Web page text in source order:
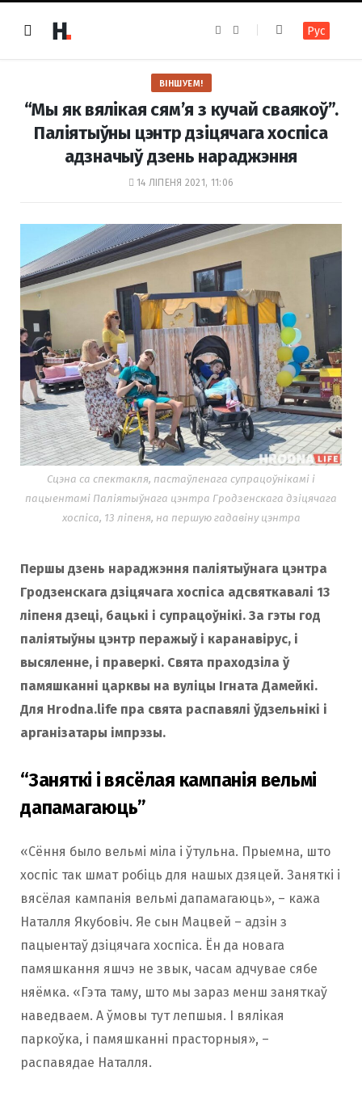
e
k
t
a
m
Рус
ВІНШУЕМ!
“Мы як вялікая сям’я з кучай сваякоў”.
Паліятыўны цэнтр дзіцячага хоспіса
адзначыў дзень нараджэння
14 ЛІПЕНЯ 2021, 11:06
Сцэна са спектакля, пастаўленага супрацоўнікамі і
пацыентамі Паліятыўнага цэнтра Гродзенскага дзіцячага
хоспіса, 13 ліпеня, на першую гадавіну цэнтра
Першы дзень нараджэння паліятыўнага цэнтра
Гродзенскага дзіцячага хоспіса адсвяткавалі 13
ліпеня дзеці, бацькі і супрацоўнікі. За гэты год
паліятыўны цэнтр перажыў і каранавірус, і
высяленне, і праверкі. Свята праходзіла ў
памяшканні царквы на вуліцы Ігната Дамейкі.
Для Hrodna.life пра свята распавялі ўдзельнікі і
арганізатары імпрэзы.
“Заняткі і вясёлая кампанія вельмі
дапамагаюць”
«Сёння было вельмі міла і ўтульна. Прыемна, што
хоспіс так шмат робіць для нашых дзяцей. Заняткі і
вясёлая кампанія вельмі дапамагаюць», – кажа
Наталля Якубовіч. Яе сын Мацвей – адзін з
пацыентаў дзіцячага хоспіса. Ён да новага
памяшкання яшчэ не звык, часам адчувае сябе
няёмка. «Гэта таму, што мы зараз менш заняткаў
наведваем. А ўмовы тут лепшыя. І вялікая
паркоўка, і памяшканні прасторныя», –
распавядае Наталля.